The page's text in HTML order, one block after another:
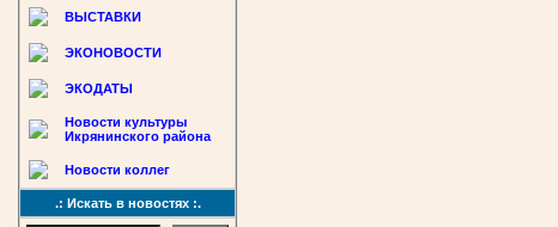
ВЫСТАВКИ
ЭКОНОВОСТИ
ЭКОДАТЫ
Новости культуры
Икрянинского района
Новости коллег
.: Искать в новостях :.